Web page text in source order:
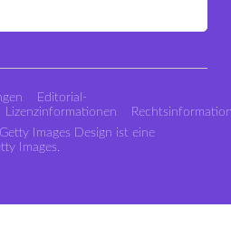
Images Design ist eine
Images.
Editorial-
Lizenzinformationen